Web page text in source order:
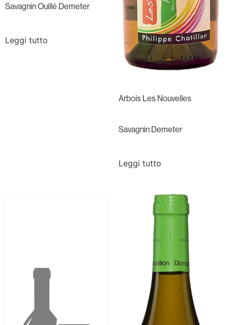
Savagnin Ouillé Demeter
Leggi tutto
Arbois Les Nouvelles
Savagnin Demeter
Leggi tutto